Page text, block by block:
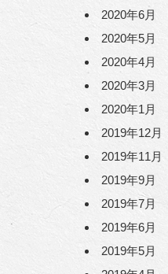
2020年6月
2020年5月
2020年4月
2020年3月
2020年1月
2019年12月
2019年11月
2019年9月
2019年7月
2019年6月
2019年5月